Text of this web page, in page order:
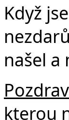
Když
našel
kterou